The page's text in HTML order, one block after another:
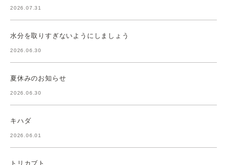
2026.07.31
水分を取りすぎないようにしましょう
2026.06.30
夏休みのお知らせ
2026.06.30
キハダ
2026.06.01
トリカブト